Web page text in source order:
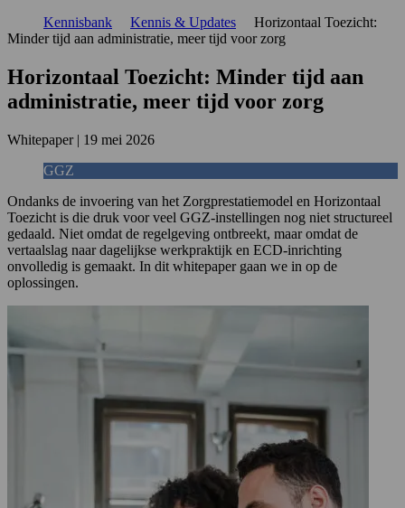
Kennisbank Kennis & Updates
Horizontaal Toezicht:
Minder tijd aan administratie, meer tijd voor zorg
Horizontaal Toezicht: Minder tijd aan
administratie, meer tijd voor zorg
Whitepaper | 19 mei 2026
GGZ
Ondanks de invoering van het Zorgprestatiemodel en Horizontaal
Toezicht is die druk voor veel GGZ-instellingen nog niet structureel
gedaald. Niet omdat de regelgeving ontbreekt, maar omdat de
vertaalslag naar dagelijkse werkpraktijk en ECD-inrichting
onvolledig is gemaakt. In dit whitepaper gaan we in op de
oplossingen.